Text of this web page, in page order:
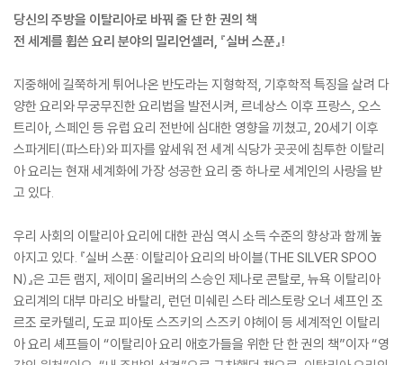
당신의 주방을 이탈리아로 바꿔 줄 단 한 권의 책
전 세계를 휩쓴 요리 분야의 밀리언셀러, 『실버 스푼』!
지중해에 길쭉하게 튀어나온 반도라는 지형학적, 기후학적 특징을 살려 다
양한 요리와 무궁무진한 요리법을 발전시켜, 르네상스 이후 프랑스, 오스
트리아, 스페인 등 유럽 요리 전반에 심대한 영향을 끼쳤고, 20세기 이후
스파게티(파스타)와 피자를 앞세워 전 세계 식당가 곳곳에 침투한 이탈리
아 요리는 현재 세계화에 가장 성공한 요리 중 하나로 세계인의 사랑을 받
고 있다.
우리 사회의 이탈리아 요리에 대한 관심 역시 소득 수준의 향상과 함께 높
아지고 있다. 『실버 스푼: 이탈리아 요리의 바이블(THE SILVER SPOO
N)』은 고든 램지, 제이미 올리버의 스승인 제나로 콘탈로, 뉴욕 이탈리아
요리계의 대부 마리오 바탈리, 런던 미쉐린 스타 레스토랑 오너 셰프인 조
르조 로카텔리, 도쿄 피아토 스즈키의 스즈키 야헤이 등 세계적인 이탈리
아 요리 셰프들이 “이탈리아 요리 애호가들을 위한 단 한 권의 책”이자 “영